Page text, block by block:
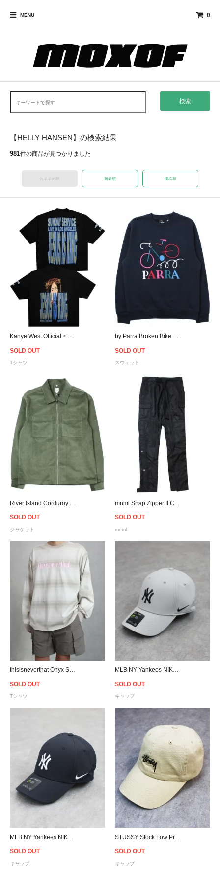
MENU 0
検索
【HELLY HANSEN】の検索結果
981件の商品が見つかりました
おすすめ順 新着順 価格順
SOLD OUT
Tシャツ
SOLD OUT
スウェット
SOLD OUT
ジャケット
SOLD OUT
mnml
SOLD OUT
Tシャツ
SOLD OUT
キャップ
SOLD OUT
キャップ
SOLD OUT
キャップ